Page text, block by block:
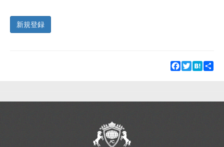
新規登録
Facebook
TwitterHatena